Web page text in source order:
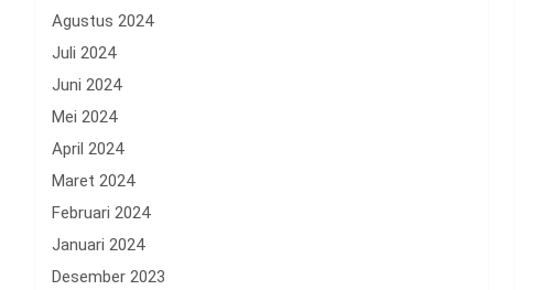
Agustus 2024
Juli 2024
Juni 2024
Mei 2024
April 2024
Maret 2024
Februari 2024
Januari 2024
Desember 2023